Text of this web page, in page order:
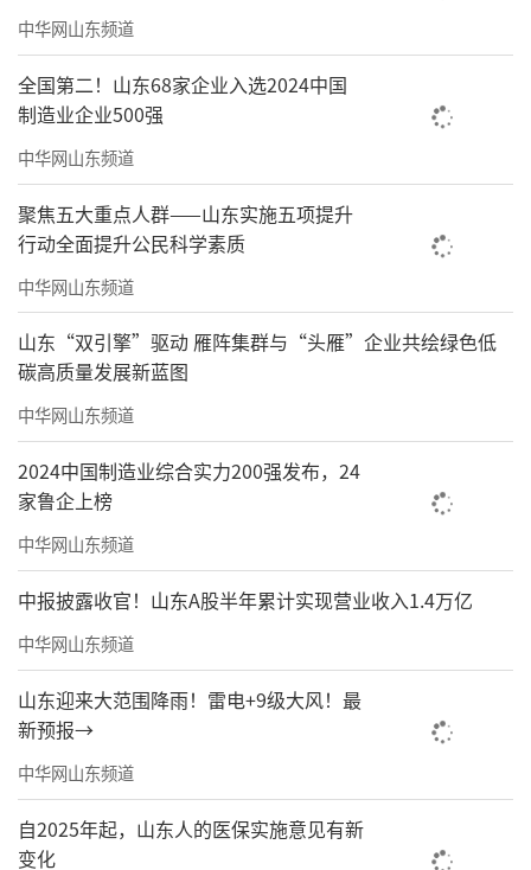
中华网山东频道
全国第二！山东68家企业入选2024中国
制造业企业500强
中华网山东频道
聚焦五大重点人群——山东实施五项提升
行动全面提升公民科学素质
中华网山东频道
山东“双引擎”驱动 雁阵集群与“头雁”企业共绘绿色低
碳高质量发展新蓝图
中华网山东频道
2024中国制造业综合实力200强发布，24
家鲁企上榜
中华网山东频道
中报披露收官！山东A股半年累计实现营业收入1.4万亿
中华网山东频道
山东迎来大范围降雨！雷电+9级大风！最
新预报→
中华网山东频道
自2025年起，山东人的医保实施意见有新
变化